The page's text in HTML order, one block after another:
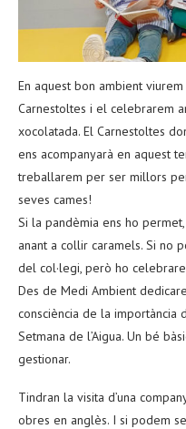
En aquest bon ambient
Carnestoltes i el celebrarem
xocolatada. El Carnestoltes
ens acompanyarà en aquest
treballarem per ser millors
seves cames!
Si la pandèmia ens ho
anant a collir caramels. Si no
del col·legi, però ho
Des de Medi Ambient
consciència de la importància
Setmana de l’Aigua. Un bé
gestionar.
Tindran la visita d’una
obres en anglès. I si podem